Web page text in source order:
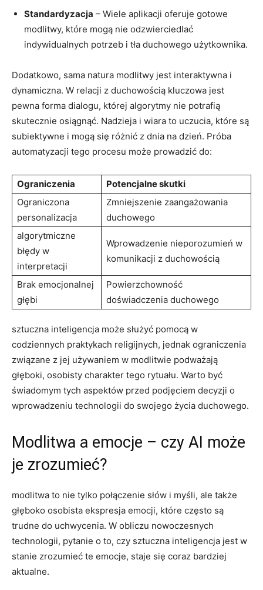
Standardyzacja – Wiele aplikacji oferuje gotowe
modlitwy, które mogą nie odzwierciedlać
indywidualnych potrzeb i tła duchowego użytkownika.
Dodatkowo, sama natura modlitwy jest interaktywna i
dynamiczna. W relacji z duchowością kluczowa jest
pewna forma dialogu, której algorytmy nie potrafią
skutecznie osiągnąć. Nadzieja i wiara to uczucia, które są
subiektywne i mogą się różnić z dnia na dzień. Próba
automatyzacji tego procesu może prowadzić do:
Ograniczenia
Potencjalne skutki
Ograniczona
personalizacja
Zmniejszenie zaangażowania
duchowego
algorytmiczne
błędy w
interpretacji
Wprowadzenie nieporozumień w
komunikacji z duchowością
Brak emocjonalnej
głębi
Powierzchowność
doświadczenia duchowego
sztuczna inteligencja może służyć pomocą w
codziennych praktykach religijnych, jednak ograniczenia
związane z jej używaniem w modlitwie podważają
głęboki, osobisty charakter tego rytuału. Warto być
świadomym tych aspektów przed podjęciem decyzji o
wprowadzeniu technologii do swojego życia duchowego.
Modlitwa a emocje – czy AI może
je zrozumieć?
modlitwa to nie tylko połączenie słów i myśli, ale także
głęboko osobista ekspresja emocji, które często są
trudne do uchwycenia. W obliczu nowoczesnych
technologii, pytanie o to, czy sztuczna inteligencja jest w
stanie zrozumieć te emocje, staje się coraz bardziej
aktualne.